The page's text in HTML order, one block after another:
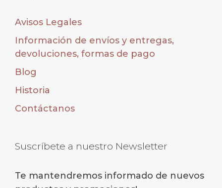
Avisos Legales
Información de envíos y entregas,
devoluciones, formas de pago
Blog
Historia
Contáctanos
Suscríbete a nuestro Newsletter
Te mantendremos informado de nuevos